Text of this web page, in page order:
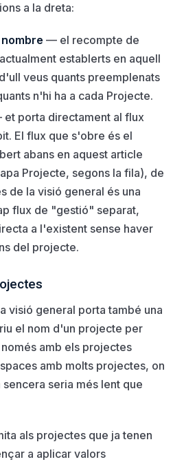
a la dreta:
— el recompte de
establerts en aquell
veus quants preemplenats
n'hi ha a cada Projecte.
porta directament al flux
El flux que s'obre és el
abans en aquest article
Projecte, segons la fila), de
de la visió general és una
flux de "gestió" separat,
a l'existent sense haver
del projecte.
visió general porta també una
el nom d'un projecte per
amb els projectes
amb molts projectes, on
seria més lent que
als projectes que ja tenen
a aplicar valors